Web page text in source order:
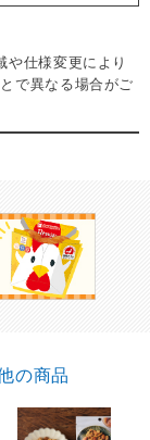
や仕様変更により
で異なる場合がご
の商品